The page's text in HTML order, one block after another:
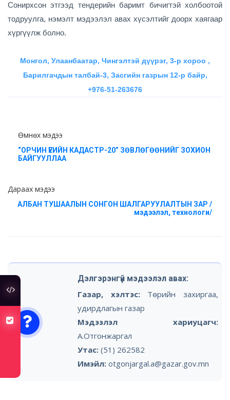
Сонирхсон этгээд тендерийн баримт бичигтэй холбоотой
тодруулга, нэмэлт мэдээлэл авах хүсэлтийг доорх хаягаар
хүргүүлж болно.
Монгол, Улаанбаатар, Чингэлтэй дүүрэг, 3-р хороо ,
Барилгачдын талбай-3, Засгийн газрын 12-р байр,
+976-51-263676
Өмнөх мэдээ
“ОРЧИН ҮЕИЙН КАДАСТР-20” ЗӨВЛӨГӨӨНИЙГ ЗОХИОН
БАЙГУУЛЛАА
Дараах мэдээ
АЛБАН ТУШААЛЫН СОНГОН ШАЛГАРУУЛАЛТЫН ЗАР /
мэдээлэл, технологи/
Дэлгэрэнгүй мэдээлэл авах:
Газар, хэлтэс: Төрийн захиргаа,
удирдлагын газар
Мэдээлэл хариуцагч:
А.Отгонжаргал
Утас: (51) 262582
Имэйл: otgonjargal.a@gazar.gov.mn
туслах холбоос
хуулийн төсөлд санал авч байна